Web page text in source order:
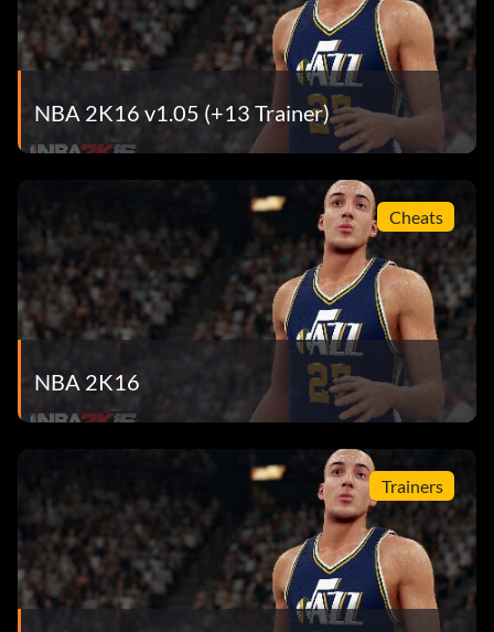
NBA 2K16 v1.05 (+13 Trainer)
Cheats
NBA 2K16
Trainers